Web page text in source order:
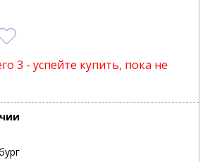
3 - успейте купить, пока не